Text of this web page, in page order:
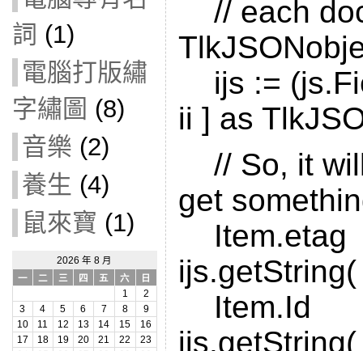
詞 (1)
電腦打版繡
字繡圖 (8)
音樂 (2)
養生 (4)
鼠來寶 (1)
2026 年 8 月
一
二 三 四 五 六
日
1
2
3
4 5 6 7 8
9
10
11 12 13 14 15
16
17
18 19 20 21 22
23
// each
ijs :=
ii ] as
// So, it
get
ijs.getString(
ijs.getString(